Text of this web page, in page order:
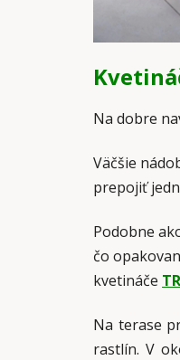
Na dobre
Väčšie
prepojiť
Podobne
čo
kvetináče
Na terase
rastlín. V